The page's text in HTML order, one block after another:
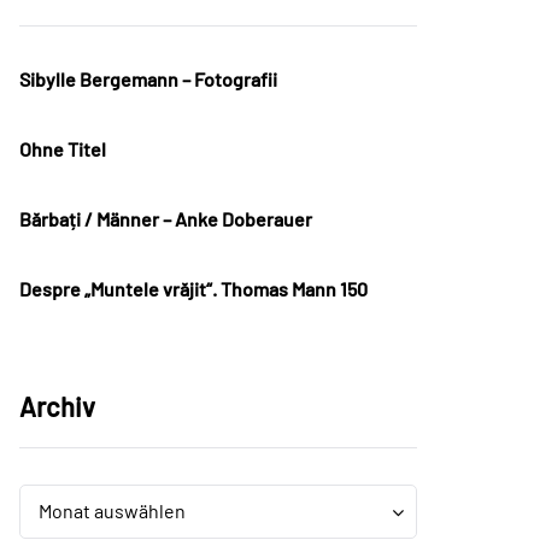
Sibylle Bergemann – Fotografii
Ohne Titel
Bărbați / Männer – Anke Doberauer
Despre „Muntele vrăjit“. Thomas Mann 150
Archiv
Archiv
Monat auswählen
Archiv